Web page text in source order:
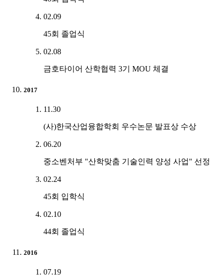
02.09
45회 졸업식
02.08
금호타이어 산학협력 3기 MOU 체결
2017
11.30
(사)한국산업융합학회 우수논문 발표상 수상
06.20
중소벤처부 "산학맞춤 기술인력 양성 사업" 선정
02.24
45회 입학식
02.10
44회 졸업식
2016
07.19